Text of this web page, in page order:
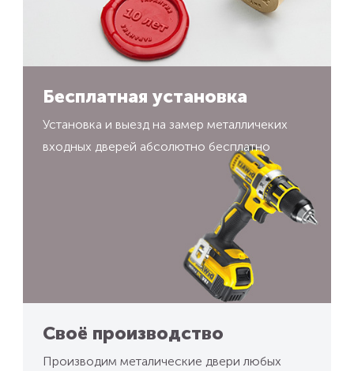
Бесплатная установка
Установка и выезд на замер металличеких
входных дверей абсолютно бесплатно
Своё производство
Производим металические двери любых